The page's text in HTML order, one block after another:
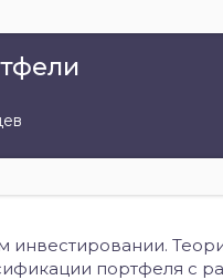
инвестировании.
портфеля с